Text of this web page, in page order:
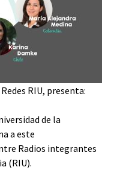
RIU, presenta:
de la
a este
Radios integrantes
(RIU).